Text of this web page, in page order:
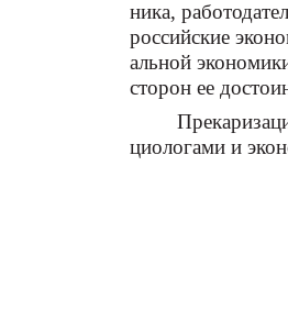
ника,
российские
альной
сторон ее
циологами и